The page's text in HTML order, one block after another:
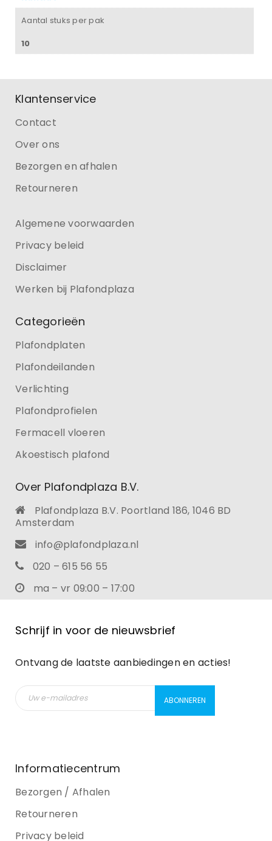
Aantal stuks per pak
10
Klantenservice
Contact
Over ons
Bezorgen en afhalen
Retourneren
Algemene voorwaarden
Privacy beleid
Disclaimer
Werken bij Plafondplaza
Categorieën
Plafondplaten
Plafondeilanden
Verlichting
Plafondprofielen
Fermacell vloeren
Akoestisch plafond
Over Plafondplaza B.V.
Plafondplaza B.V. Poortland 186, 1046 BD
Amsterdam
info@plafondplaza.nl
020 – 615 56 55
ma – vr 09:00 – 17:00
Schrijf in voor de nieuwsbrief
Ontvang de laatste aanbiedingen en acties!
Informatiecentrum
Bezorgen / Afhalen
Retourneren
Privacy beleid